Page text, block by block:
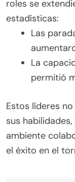
roles se
estadísticas:
Las
La
permitió
Estos líderes
sus
ambiente
el éxito en el